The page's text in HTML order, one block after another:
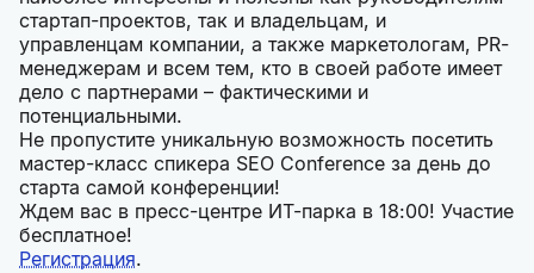
стартап-проектов, так и владельцам, и
управленцам компании, а также маркетологам, PR-
менеджерам и всем тем, кто в своей работе имеет
дело с партнерами – фактическими и
потенциальными.
Не пропустите уникальную возможность посетить
мастер-класс спикера SEO Conference за день до
старта самой конференции!
Ждем вас в пресс-центре ИТ-парка в 18:00! Участие
бесплатное!
Регистрация.